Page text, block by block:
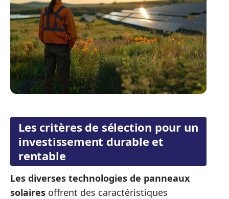
Les critères de sélection pour un
investissement durable et
rentable
Les diverses technologies de panneaux
solaires offrent des caractéristiques